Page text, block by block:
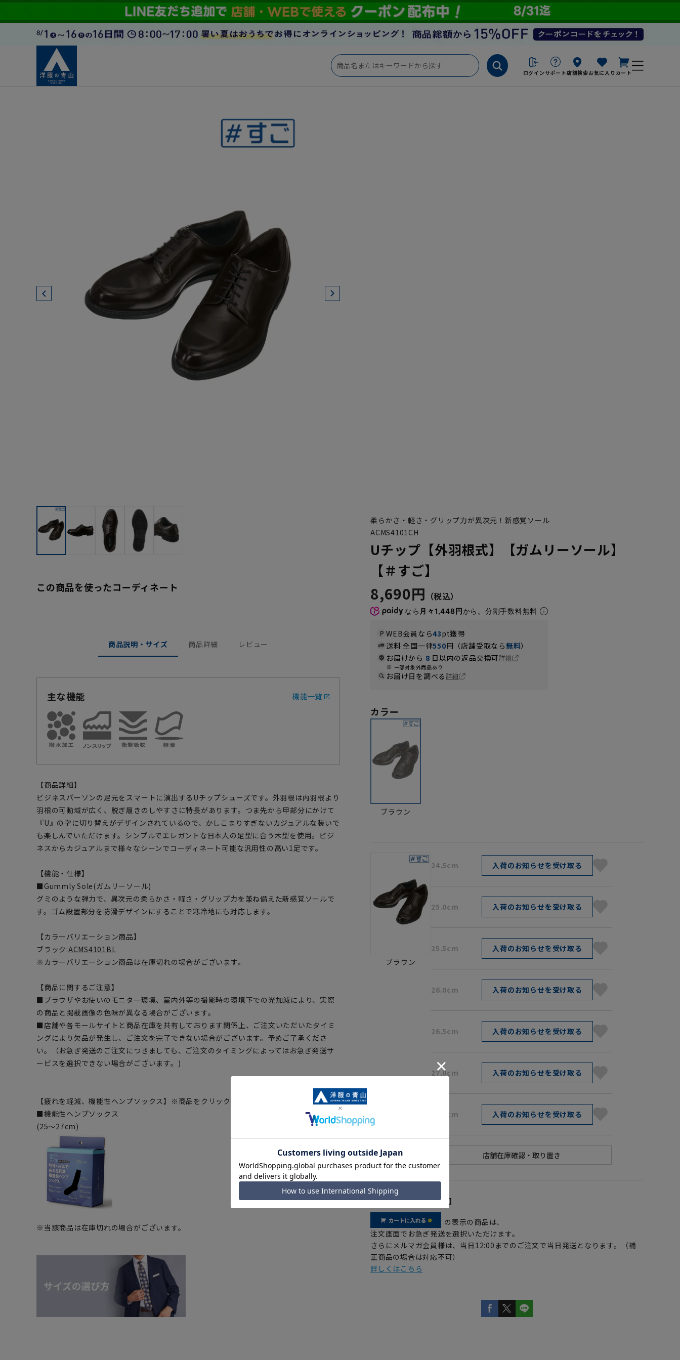
ログイン サポート店舗検索お気に入り カート
この商品を使ったコーディネート
商品説明・サイズ 商品詳細 レビュー
主な機能 機能一覧
【商品詳細】
ビジネスパーソンの足元をスマートに演出するUチップシューズです。外羽根は内羽根より
羽根の可動域が広く、脱ぎ履きのしやすさに特長があります。つま先から甲部分にかけて
『U』の字に切り替えがデザインされているので、かしこまりすぎないカジュアルな装いで
も楽しんでいただけます。シンプルでエレガントな日本人の足型に合う木型を使用。ビジ
ネスからカジュアルまで様々なシーンでコーディネート可能な汎用性の高い1足です。
【機能・仕様】
■Gummly Sole(ガムリーソール)
グミのような弾力で、異次元の柔らかさ・軽さ・グリップ力を兼ね備えた新感覚ソールで
す。ゴム設置部分を防滑デザインにすることで寒冷地にも対応します。
【カラーバリエーション商品】
ブラック:ACMS4101BL
※カラーバリエーション商品は在庫切れの場合がございます。
【商品に関するご注意】
■ブラウザやお使いのモニター環境、室内外等の撮影時の環境下での光加減により、実際
の商品と掲載画像の色味が異なる場合がございます。
■店舗や各モールサイトと商品在庫を共有しております関係上、ご注文いただいたタイミ
ングにより欠品が発生し、ご注文を完了できない場合がございます。予めご了承くださ
い。（お急ぎ発送のご注文につきましても、ご注文のタイミングによってはお急ぎ発送サ
ービスを選択できない場合がございます。)
【疲れを軽減、機能性ヘンプソックス】※商品をクリックして該当ページへ
■機能性ヘンプソックス
(25～27cm)
※当該商品は在庫切れの場合がございます。
柔らかさ・軽さ・グリップ力が異次元！新感覚ソール
ACMS4101CH
Uチップ【外羽根式】【ガムリーソール】
【＃すご】
8,690円
なら 月々1,448円から。分割手数料無料
WEB会員なら43pt獲得
送料 全国一律550円（店舗受取なら無料）
お届けから 8 日以内の返品交換可詳細
一部対象外商品あり
お届け日を調べる詳細
カラー
ブラウン
ブラウン
24.5cm 入荷のお知らせを受け取る
25.0cm 入荷のお知らせを受け取る
25.5cm 入荷のお知らせを受け取る
26.0cm 入荷のお知らせを受け取る
26.5cm 入荷のお知らせを受け取る
27.0cm 入荷のお知らせを受け取る
27.5cm 入荷のお知らせを受け取る
【 アイコンについて】
の表示の商品は、
注文画面でお急ぎ発送を選択いただけます。
さらにメルマガ会員様は、当日12:00までのご注文で当日発送となります。（補
正商品の場合は対応不可）
詳しくはこちら